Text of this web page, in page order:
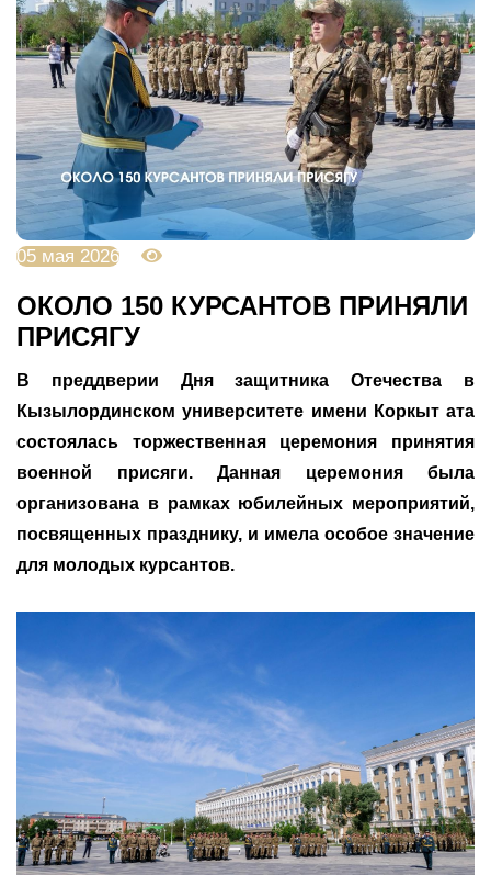
05 мая 2026
ОКОЛО 150 КУРСАНТОВ ПРИНЯЛИ
ПРИСЯГУ
В преддверии Дня защитника Отечества в
Кызылординском университете имени Коркыт ата
состоялась торжественная церемония принятия
военной присяги. Данная церемония была
организована в рамках юбилейных мероприятий,
посвященных празднику, и имела особое значение
для молодых курсантов.